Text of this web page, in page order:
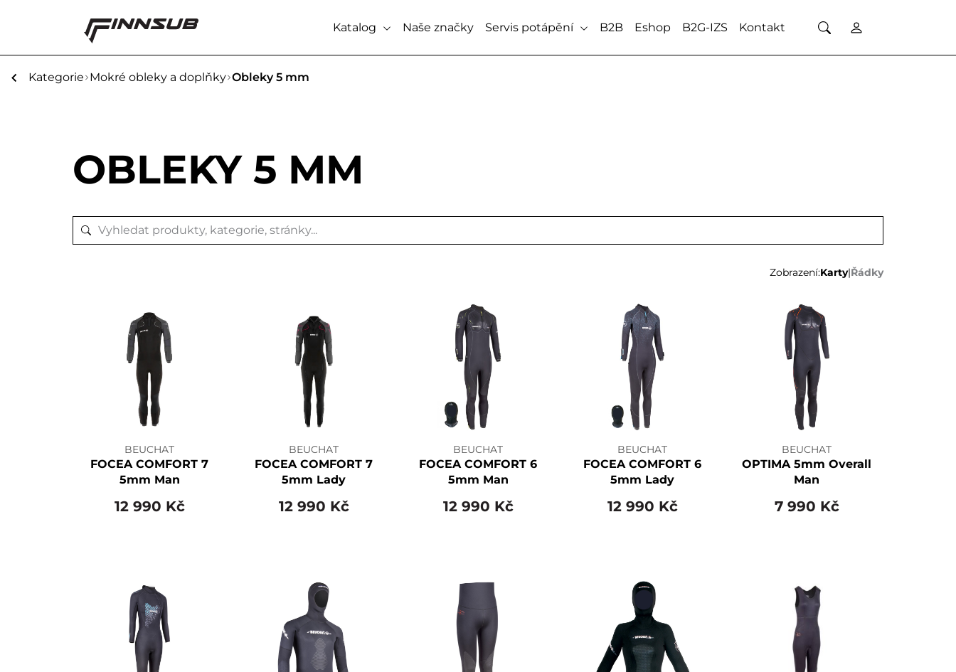
Katalog Naše značky Servis potápění B2B Eshop B2G-IZS Kontakt
Kategorie Mokré obleky a doplňky Obleky 5 mm
OBLEKY 5 MM
Zobrazení:Karty|Řádky
BEUCHAT
FOCEA COMFORT 7
5mm Man
12 990 Kč
BEUCHAT
FOCEA COMFORT 7
5mm Lady
12 990 Kč
BEUCHAT
FOCEA COMFORT 6
5mm Man
12 990 Kč
BEUCHAT
FOCEA COMFORT 6
5mm Lady
12 990 Kč
BEUCHAT
OPTIMA 5mm Overall
Man
7 990 Kč